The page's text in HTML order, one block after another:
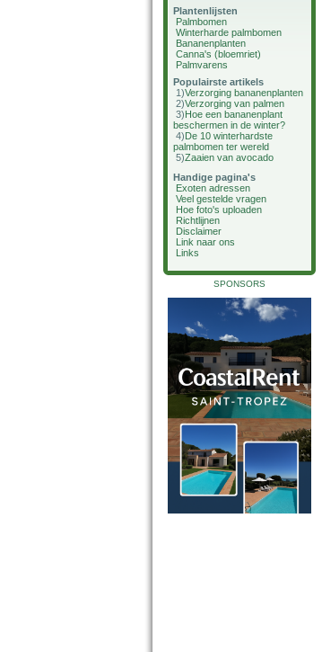
Plantenlijsten
Palmbomen
Winterharde palmbomen
Bananenplanten
Canna's (bloemriet)
Palmvarens
Populairste artikels
1)Verzorging bananenplanten
2)Verzorging van palmen
3)Hoe een bananenplant
beschermen in de winter?
4)De 10 winterhardste
palmbomen ter wereld
5)Zaaien van avocado
Handige pagina's
Exoten adressen
Veel gestelde vragen
Hoe foto's uploaden
Richtlijnen
Disclaimer
Link naar ons
Links
SPONSORS